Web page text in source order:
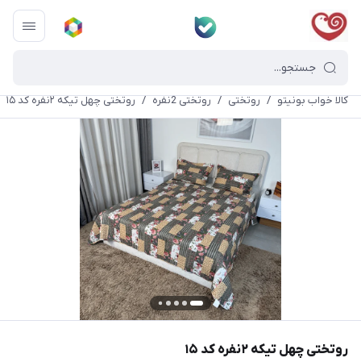
کالا خواب بونیتو / روتختی / روتختی 2نفره / روتختی چهل تیکه ۲نفره کد ۱۵
روتختی چهل تیکه ۲نفره کد ۱۵